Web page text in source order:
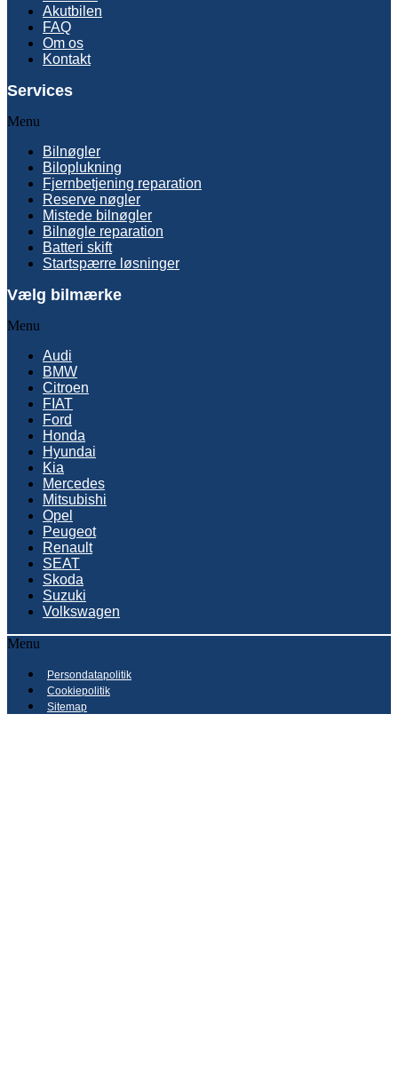
Akutbilen
FAQ
Om os
Kontakt
Services
Menu
Bilnøgler
Biloplukning
Fjernbetjening reparation
Reserve nøgler
Mistede bilnøgler
Bilnøgle reparation
Batteri skift
Startspærre løsninger
Vælg bilmærke
Menu
Audi
BMW
Citroen
FIAT
Ford
Honda
Hyundai
Kia
Mercedes
Mitsubishi
Opel
Peugeot
Renault
SEAT
Skoda
Suzuki
Volkswagen
Menu
Persondatapolitik
Cookiepolitik
Sitemap